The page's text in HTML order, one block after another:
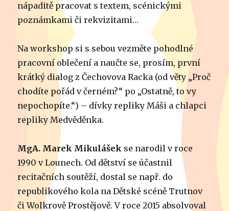
nápaditě pracovat s textem, scénickými
poznámkami či rekvizitami…
Na workshop si s sebou vezměte pohodlné
pracovní oblečení a naučte se, prosím, první
krátký dialog z Čechovova Racka (od věty „Proč
chodíte pořád v černém?“ po „Ostatně, to vy
nepochopíte.“) – dívky repliky Máši a chlapci
repliky Medvěděnka.
MgA. Marek Mikulášek se narodil v roce
1990 v Lounech. Od dětství se účastnil
recitačních soutěží, dostal se např. do
republikového kola na Dětské scéně Trutnov
či Wolkrově Prostějově. V roce 2015 absolvoval